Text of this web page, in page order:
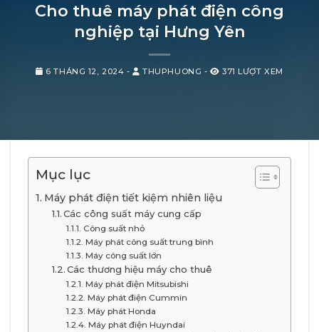
Cho thuê máy phát điện công
nghiệp tại Hưng Yên
6 THÁNG 12, 2024 - THUPHUONG - 371 LƯỢT XEM
Mục lục
Máy phát điện tiết kiệm nhiên liệu
Các công suất máy cung cấp
Công suất nhỏ
Máy phát công suất trung bình
Máy công suất lớn
Các thương hiệu máy cho thuê
Máy phát điện Mitsubishi
Máy phát điện Cummin
Máy phát Honda
Máy phát điện Huyndai